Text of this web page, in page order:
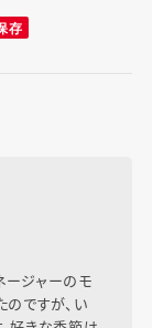
ージャーのモ
のですが、い